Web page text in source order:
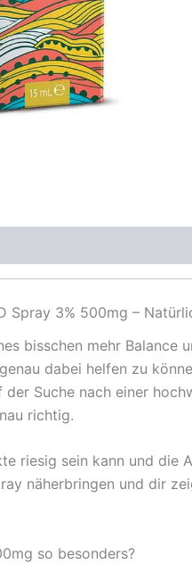
Spray 3% 500mg –
bisschen mehr
dabei helfen zu
der Suche nach einer
richtig.
riesig sein kann und
näherbringen und dir
so besonders?